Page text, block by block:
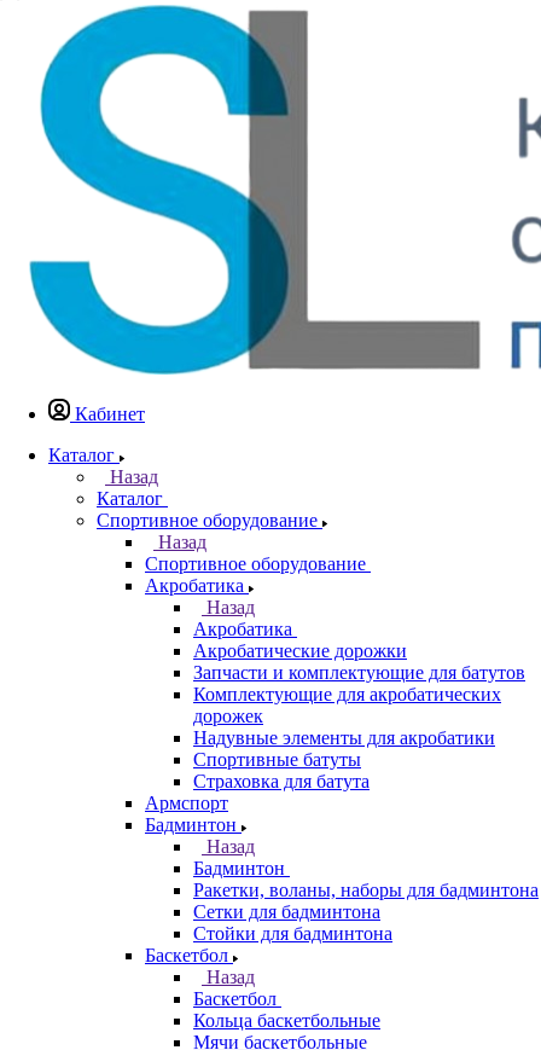
Кабинет
Каталог
Назад
Каталог
Спортивное оборудование
Назад
Спортивное оборудование
Акробатика
Назад
Акробатика
Акробатические дорожки
Запчасти и комплектующие для батутов
Комплектующие для акробатических
дорожек
Надувные элементы для акробатики
Спортивные батуты
Страховка для батута
Армспорт
Бадминтон
Назад
Бадминтон
Ракетки, воланы, наборы для бадминтона
Сетки для бадминтона
Стойки для бадминтона
Баскетбол
Назад
Баскетбол
Кольца баскетбольные
Мячи баскетбольные